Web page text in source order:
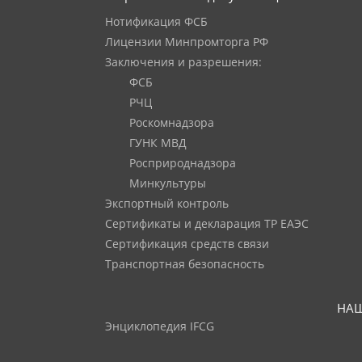
Нотификация ФСБ
Лицензии Минпромторга РФ
Заключения и разрешения:
ФСБ
РЧЦ
Роскомнадзора
ГУНК МВД
Росприроднадзора
Минкультуры
Экспортный контроль
Сертификаты и декларация ТР ЕАЭС
Сертификация средств связи
Транспортная безопасность
Энциклопедия IFCG